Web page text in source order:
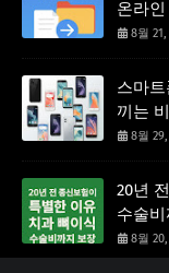
온라
8월 21,
스마
끼는
8월 29,
20년
수술
8월 20,